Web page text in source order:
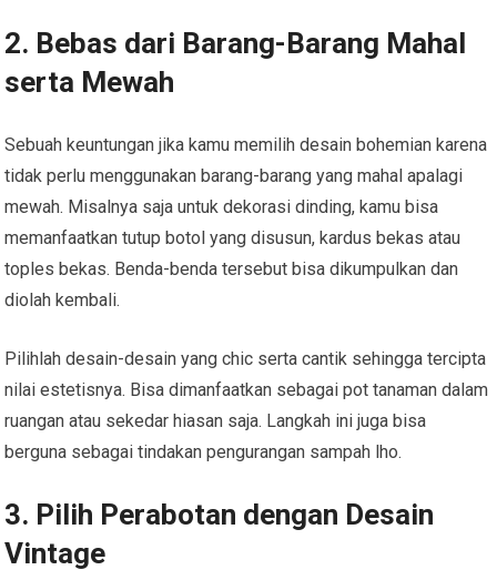
2. Bebas dari Barang-Barang Mahal
serta Mewah
Sebuah keuntungan jika kamu memilih desain bohemian karena
tidak perlu menggunakan barang-barang yang mahal apalagi
mewah. Misalnya saja untuk dekorasi dinding, kamu bisa
memanfaatkan tutup botol yang disusun, kardus bekas atau
toples bekas. Benda-benda tersebut bisa dikumpulkan dan
diolah kembali.
Pilihlah desain-desain yang chic serta cantik sehingga tercipta
nilai estetisnya. Bisa dimanfaatkan sebagai pot tanaman dalam
ruangan atau sekedar hiasan saja. Langkah ini juga bisa
berguna sebagai tindakan pengurangan sampah lho.
3. Pilih Perabotan dengan Desain
Vintage